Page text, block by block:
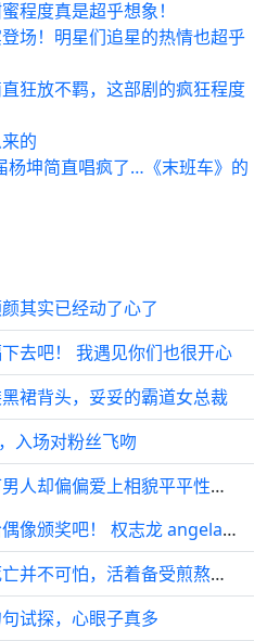
程度真是超乎想象！
场！明星们追星的热情也超乎
狂放不羁，这部剧的疯狂程度
的
杨坤简直唱疯了…《末班车》的
其实已经动了心了
去吧！ 我遇见你们也很开心
裙背头，妥妥的霸道女总裁
入场对粉丝飞吻
两姐妹爱上同一男人，可男人却偏偏爱上相貌平平性格泼辣的妹妹
追星的最高境界莫过于给偶像颁奖吧！ 权志龙 angelababy
人心险恶，祸由自取，死亡并不可怕，活着备受煎熬才是对恶人最狠的惩罚
试探，心眼子真多